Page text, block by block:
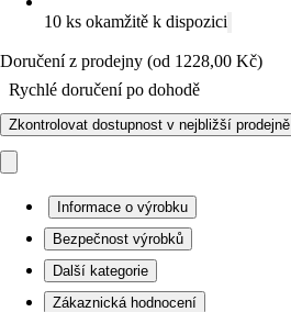
10 ks okamžitě k dispozici
Doručení z prodejny (od 1228,00 Kč)
Rychlé doručení po dohodě
Zkontrolovat dostupnost v nejbližší prodejně
Informace o výrobku
Bezpečnost výrobků
Další kategorie
Zákaznická hodnocení